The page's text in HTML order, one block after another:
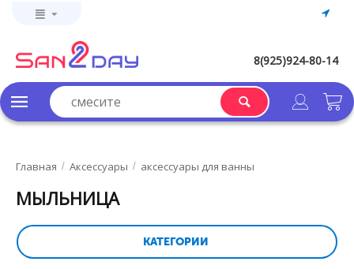
8(925)924-80-14
Главная / Аксессуары / aксессуары для ванны
МЫЛЬНИЦА
КАТЕГОРИИ